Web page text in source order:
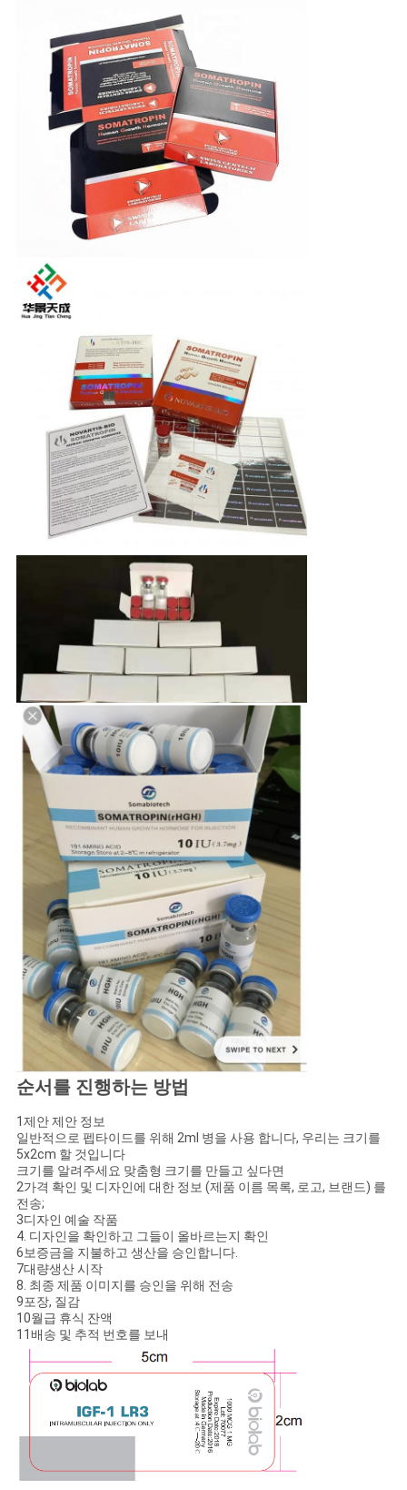
순서를 진행하는 방법
1제안 제안 정보
일반적으로 펩타이드를 위해 2ml 병을 사용 합니다, 우리는 크기를
5x2cm 할 것입니다
크기를 알려주세요 맞춤형 크기를 만들고 싶다면
2가격 확인 및 디자인에 대한 정보 (제품 이름 목록, 로고, 브랜드) 를
전송;
3디자인 예술 작품
4. 디자인을 확인하고 그들이 올바르는지 확인
6보증금을 지불하고 생산을 승인합니다.
7대량생산 시작
8. 최종 제품 이미지를 승인을 위해 전송
9포장, 질감
10월급 휴식 잔액
11배송 및 추적 번호를 보내